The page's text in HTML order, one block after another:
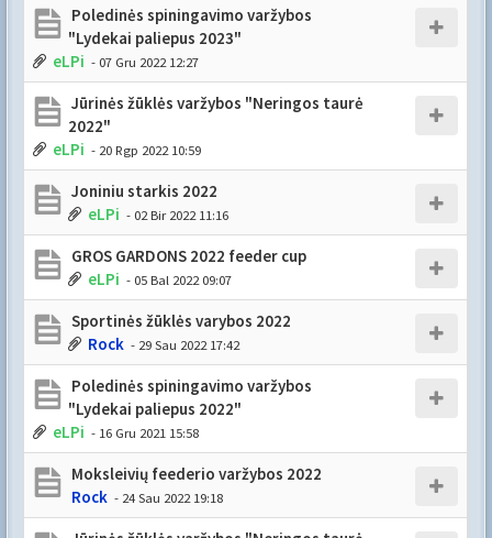
Poledinės spiningavimo varžybos
"Lydekai paliepus 2023"
eLPi - 07 Gru 2022 12:27
Jūrinės žūklės varžybos "Neringos taurė
2022"
eLPi - 20 Rgp 2022 10:59
Joniniu starkis 2022
eLPi - 02 Bir 2022 11:16
GROS GARDONS 2022 feeder cup
eLPi - 05 Bal 2022 09:07
Sportinės žūklės varybos 2022
Rock - 29 Sau 2022 17:42
Poledinės spiningavimo varžybos
"Lydekai paliepus 2022"
eLPi - 16 Gru 2021 15:58
Moksleivių feederio varžybos 2022
Rock - 24 Sau 2022 19:18